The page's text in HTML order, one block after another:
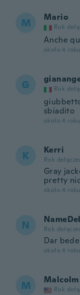
M Mario
Rok
Anche
około 4
G Rok
sbiadito
około 4
K Kerri
Rok
Gray
pretty
około 4
N Rok
Dar
około 4
M Malcolm
Rok